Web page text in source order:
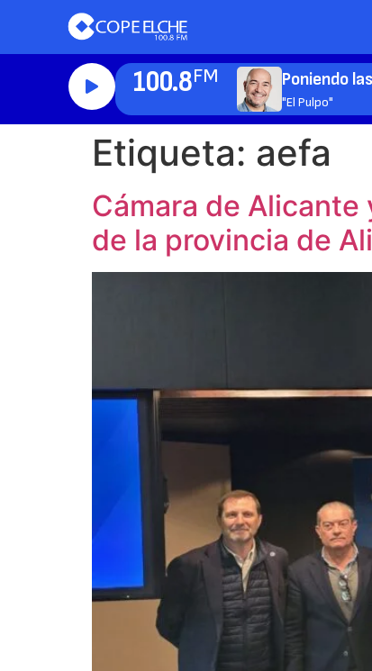
100.8FM Poniendo
"El Pulpo"
Etiqueta: aefa
Cámara de Alicante
de la provincia de